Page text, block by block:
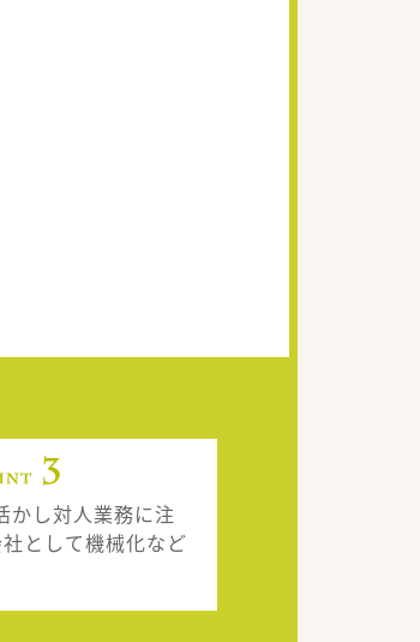
かし対人業務に注
として機械化など